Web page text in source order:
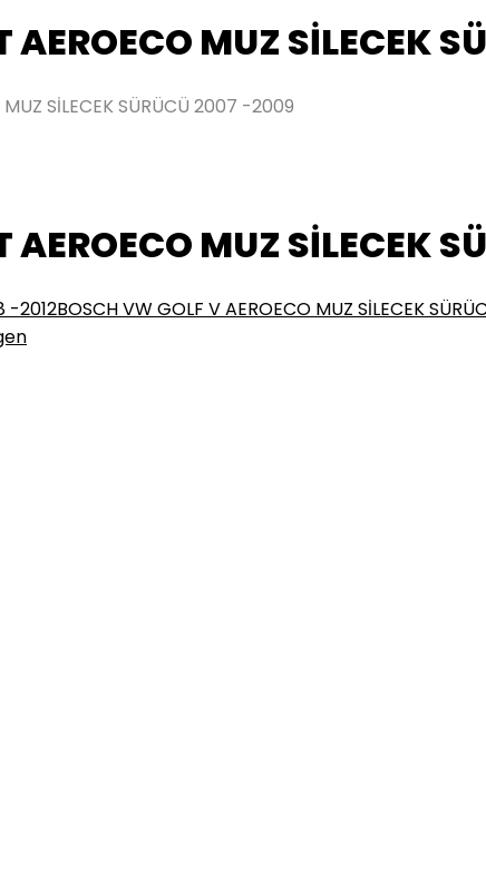
MUZ SİLECEK
SİLECEK SÜRÜCÜ 2007 -2009
MUZ SİLECEK
-2012BOSCH VW GOLF V AEROECO MUZ SİLECEK